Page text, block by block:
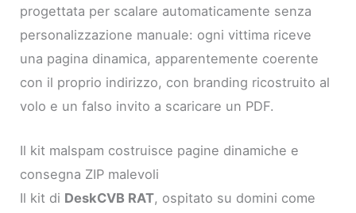
progettata per scalare automaticamente senza
personalizzazione manuale: ogni vittima riceve
una pagina dinamica, apparentemente coerente
con il proprio indirizzo, con branding ricostruito al
volo e un falso invito a scaricare un PDF.
Il kit malspam costruisce pagine dinamiche e
consegna ZIP malevoli
Il kit di DeskCVB RAT, ospitato su domini come